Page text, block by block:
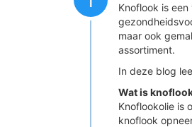
Knoflook is
maar ook
assortiment.
In deze blog
Wat is
Knoflookolie is
knoflook